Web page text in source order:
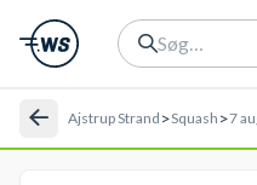
Ajstrup Strand >Squash >7